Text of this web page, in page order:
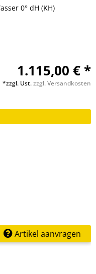
0° dH (KH)
1.115,00 € *
*zzgl. Ust.zzgl. Versandkosten
Artikel aanvragen